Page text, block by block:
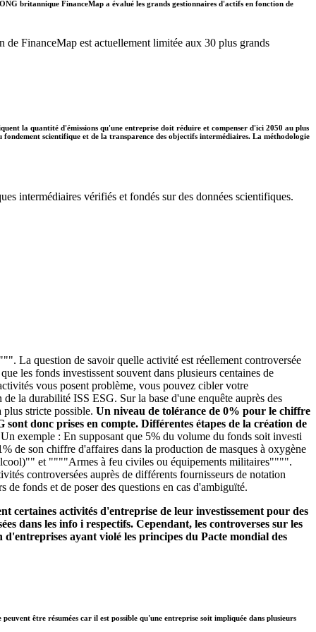
britannique FinanceMap a évalué les grands gestionnaires d'actifs en fonction de
de FinanceMap est actuellement limitée aux 30 plus grands
la quantité d'émissions qu'une entreprise doit réduire et compenser d'ici 2050 au plus
scientifique et de la transparence des objectifs intermédiaires. La méthodologie
intermédiaires vérifiés et fondés sur des données scientifiques.
La question de savoir quelle activité est réellement controversée
les fonds investissent souvent dans plusieurs centaines de
vous posent problème, vous pouvez cibler votre
la durabilité ISS ESG. Sur la base d'une enquête auprès des
plus stricte possible. Un niveau de tolérance de 0% pour le chiffre
sont donc prises en compte. Différentes étapes de la création de
Un exemple : En supposant que 5% du volume du fonds soit investi
de son chiffre d'affaires dans la production de masques à oxygène
et """"Armes à feu civiles ou équipements militaires"""".
controversées auprès de différents fournisseurs de notation
fonds et de poser des questions en cas d'ambiguïté.
certaines activités d'entreprise de leur investissement pour des
dans les info i respectifs. Cependant, les controverses sur les
ayant violé les principes du Pacte mondial des
être résumées car il est possible qu'une entreprise soit impliquée dans plusieurs